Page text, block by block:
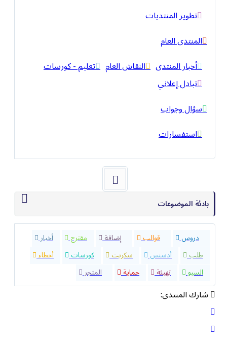
تطوير المنتديات
المنتدى العام
أخبار المنتدى النقاش العام تعليم - كورسات
تبادل إعلاني
سؤال وجواب
استفسارات
بادئة الموضوعات
دروس قوالب إضافة مقترح
أخبار
طلب أدسنس سكربت كورسات
أخطاء
السيو تهيئة حماية المتجر
شارك المنتدى: